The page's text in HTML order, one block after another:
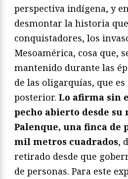
perspectiva indígena, y
desmontar la historia
conquistadores, los
Mesoamérica, cosa que,
mantenido durante las
de las oligarquías, que
posterior. Lo afirma sin
pecho abierto desde su
Palenque, una finca de
mil metros cuadrados,
retirado desde que
de personas. Para este